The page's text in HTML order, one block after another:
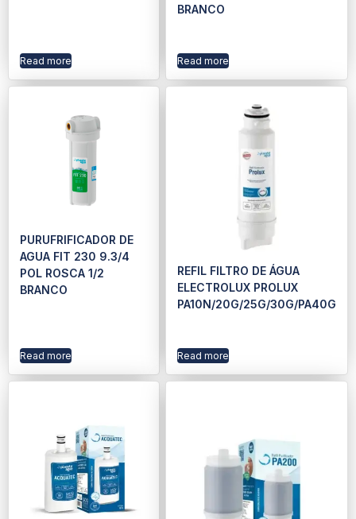
Read more
BRANCO
Read more
PURUFRIFICADOR DE
AGUA FIT 230 9.3/4
POL ROSCA 1/2
BRANCO
Read more
REFIL FILTRO DE ÁGUA
ELECTROLUX PROLUX
PA10N/20G/25G/30G/PA40G
Read more